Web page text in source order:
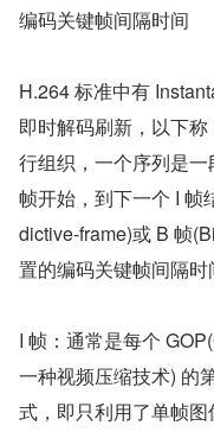
编码关键帧间隔时间
H.264 标准中有
即时解码刷新，以下
行组织，一个序列是
帧开始，到下一个 I 帧
dictive-frame)或 B 帧
置的编码关键帧间隔时
I 帧：通常是每个
一种视频压缩技术) 的
式，即只利用了单帧